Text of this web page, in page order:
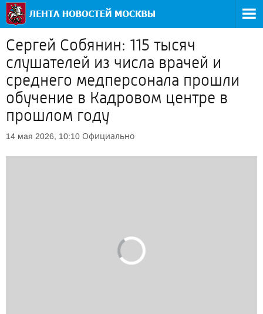
Сергей Собянин: 115 тысяч
слушателей из числа врачей и
среднего медперсонала прошли
обучение в Кадровом центре в
прошлом году
14 мая 2026, 10:10 Официально